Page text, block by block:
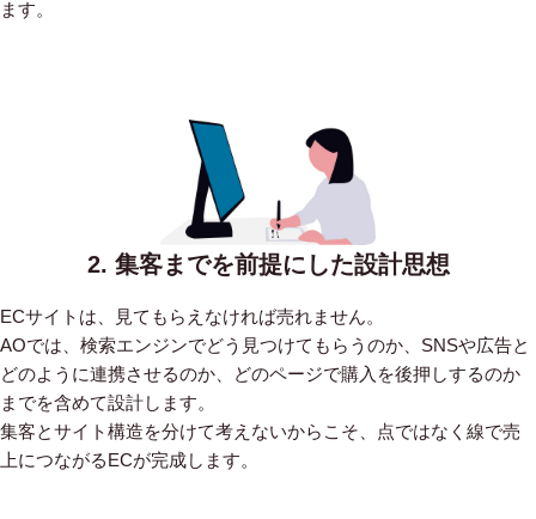
ます。
2. 集客までを前提にした設計思想
ECサイトは、見てもらえなければ売れません。
AOでは、検索エンジンでどう見つけてもらうのか、SNSや広告と
どのように連携させるのか、どのページで購入を後押しするのか
までを含めて設計します。
集客とサイト構造を分けて考えないからこそ、点ではなく線で売
上につながるECが完成します。